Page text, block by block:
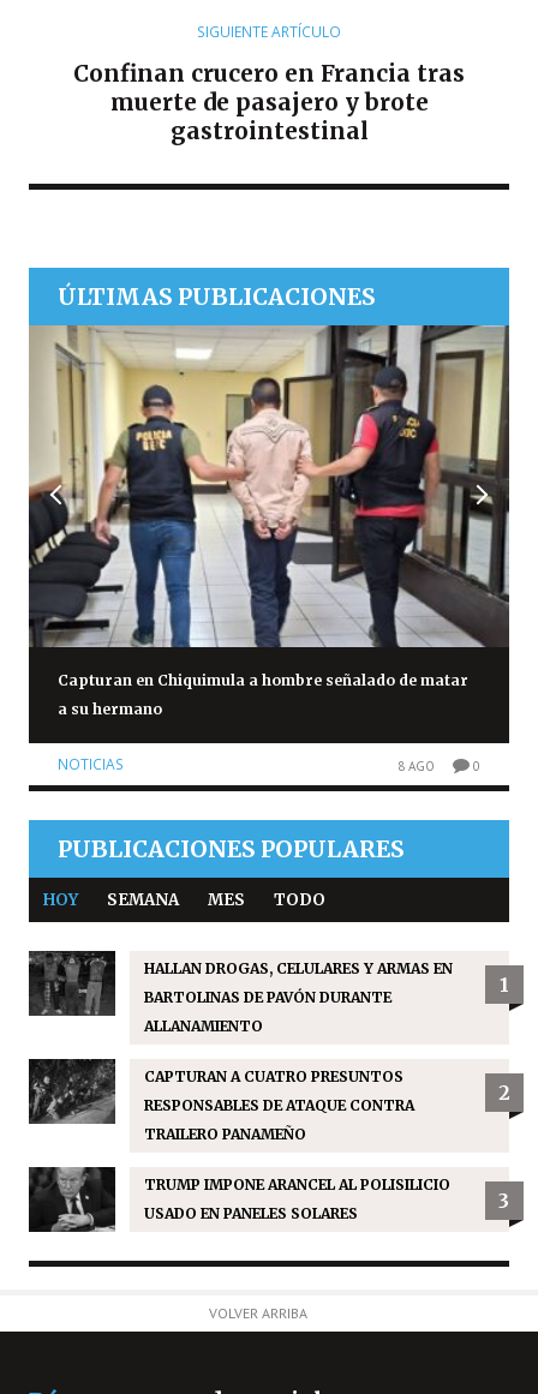
SIGUIENTE ARTÍCULO
Confinan crucero en Francia tras
muerte de pasajero y brote
gastrointestinal
ÚLTIMAS PUBLICACIONES
Capturan en Chiquimula a hombre señalado de matar
a su hermano
NOTICIAS 8 AGO 0
PUBLICACIONES POPULARES
HOY SEMANA MES TODO
HALLAN DROGAS, CELULARES Y ARMAS EN
BARTOLINAS DE PAVÓN DURANTE
ALLANAMIENTO
1
CAPTURAN A CUATRO PRESUNTOS
RESPONSABLES DE ATAQUE CONTRA
TRAILERO PANAMEÑO
2
TRUMP IMPONE ARANCEL AL POLISILICIO
USADO EN PANELES SOLARES
3
VOLVER ARRIBA